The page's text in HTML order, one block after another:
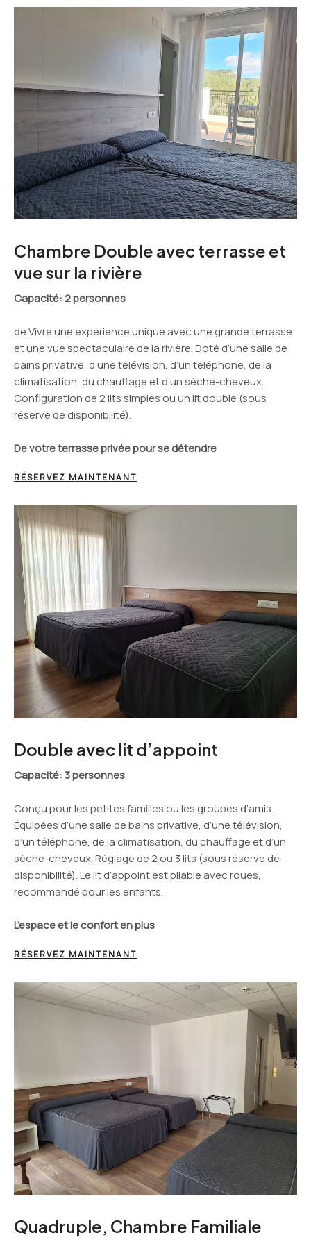
Chambre Double avec terrasse et
vue sur la rivière
Capacité: 2 personnes
de Vivre une expérience unique avec une grande terrasse
et une vue spectaculaire de la rivière. Doté d’une salle de
bains privative, d’une télévision, d’un téléphone, de la
climatisation, du chauffage et d’un sèche-cheveux.
Configuration de 2 lits simples ou un lit double (sous
réserve de disponibilité).
De votre terrasse privée pour se détendre
RÉSERVEZ MAINTENANT
Double avec lit d’appoint
Capacité: 3 personnes
Conçu pour les petites familles ou les groupes d’amis.
Équipées d’une salle de bains privative, d’une télévision,
d’un téléphone, de la climatisation, du chauffage et d’un
sèche-cheveux. Réglage de 2 ou 3 lits (sous réserve de
disponibilité). Le lit d’appoint est pliable avec roues,
recommandé pour les enfants.
L’espace et le confort en plus
RÉSERVEZ MAINTENANT
Quadruple, Chambre Familiale